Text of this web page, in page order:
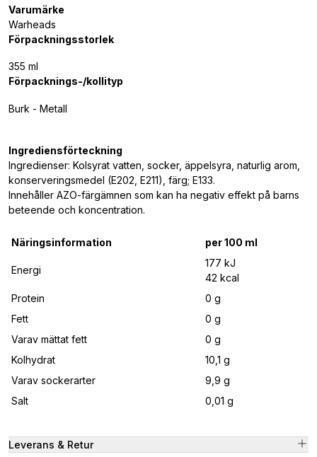
Varumärke
Warheads
Förpackningsstorlek
355 ml
Förpacknings-/kollityp
Burk - Metall
Ingrediensförteckning
Ingredienser: Kolsyrat vatten, socker, äppelsyra, naturlig arom,
konserveringsmedel (E202, E211), färg; E133.
Innehåller AZO-färgämnen som kan ha negativ effekt på barns
beteende och koncentration.
Näringsinformation per 100 ml
Energi
177 kJ
42 kcal
Protein
0 g
Fett
0 g
Varav mättat fett
0 g
Kolhydrat
10,1 g
Varav sockerarter
9,9 g
Salt
0,01 g
Leverans & Retur